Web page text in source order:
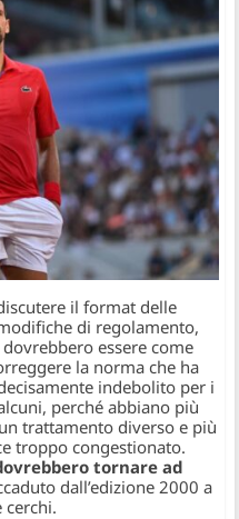
il format delle
di regolamento,
essere come
la norma che ha
indebolito per i
perché abbiano più
trattamento diverso e più
troppo congestionato.
tornare ad
dall’edizione 2000 a
cerchi.